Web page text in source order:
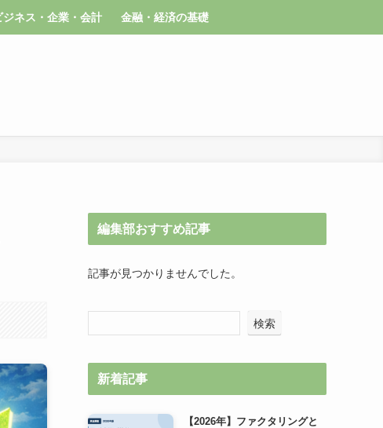
ジネス・企業・会計 金融・経済の基礎
編集部おすすめ記事
記事が見つかりませんでした。
検索
新着記事
【2026年】ファクタリングと